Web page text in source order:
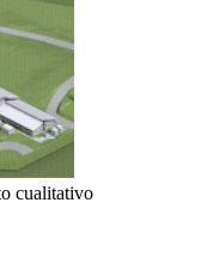
cualitativo